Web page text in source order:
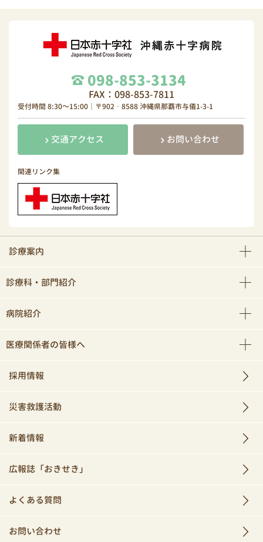
098-853-3134
FAX：098-853-7811
受付時間 8:30～15:00｜〒902‐8588 沖縄県那覇市与儀1-3-1
交通アクセス お問い合わせ
関連リンク集
診療案内
診療科・部門紹介
病院紹介
医療関係者の皆様へ
採用情報
災害救護活動
新着情報
広報誌「おきせき」
よくある質問
お問い合わせ